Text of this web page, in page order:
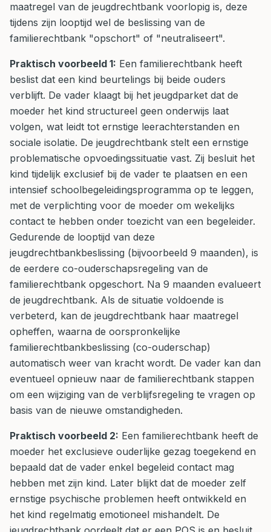
maatregel van de jeugdrechtbank voorlopig is, deze
tijdens zijn looptijd wel de beslissing van de
familierechtbank "opschort" of "neutraliseert".
Praktisch voorbeeld 1: Een familierechtbank heeft
beslist dat een kind beurtelings bij beide ouders
verblijft. De vader klaagt bij het jeugdparket dat de
moeder het kind structureel geen onderwijs laat
volgen, wat leidt tot ernstige leerachterstanden en
sociale isolatie. De jeugdrechtbank stelt een ernstige
problematische opvoedingssituatie vast. Zij besluit het
kind tijdelijk exclusief bij de vader te plaatsen en een
intensief schoolbegeleidingsprogramma op te leggen,
met de verplichting voor de moeder om wekelijks
contact te hebben onder toezicht van een begeleider.
Gedurende de looptijd van deze
jeugdrechtbankbeslissing (bijvoorbeeld 9 maanden), is
de eerdere co-ouderschapsregeling van de
familierechtbank opgeschort. Na 9 maanden evalueert
de jeugdrechtbank. Als de situatie voldoende is
verbeterd, kan de jeugdrechtbank haar maatregel
opheffen, waarna de oorspronkelijke
familierechtbankbeslissing (co-ouderschap)
automatisch weer van kracht wordt. De vader kan dan
eventueel opnieuw naar de familierechtbank stappen
om een wijziging van de verblijfsregeling te vragen op
basis van de nieuwe omstandigheden.
Praktisch voorbeeld 2: Een familierechtbank heeft de
moeder het exclusieve ouderlijke gezag toegekend en
bepaald dat de vader enkel begeleid contact mag
hebben met zijn kind. Later blijkt dat de moeder zelf
ernstige psychische problemen heeft ontwikkeld en
het kind regelmatig emotioneel mishandelt. De